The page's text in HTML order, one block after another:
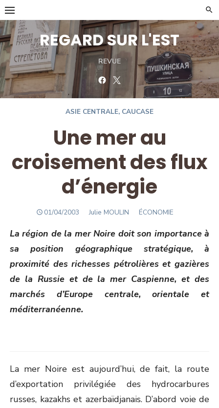
Skip
to
content
REGARD SUR L'EST
REVUE
FacebookTwitter
ASIE CENTRALE, CAUCASE
Une mer au
croisement des flux
d’énergie
POSTED
01/04/2003 Author
Julie MOULIN ÉCONOMIE
La région de la mer Noire doit son importance à
sa position géographique stratégique, à
proximité des richesses pétrolières et gazières
de la Russie et de la mer Caspienne, et des
marchés d’Europe centrale, orientale et
méditerranéenne.
La mer Noire est aujourd’hui, de fait, la route
d’exportation privilégiée des hydrocarbures
russes, kazakhs et azerbaïdjanais. D’abord voie de